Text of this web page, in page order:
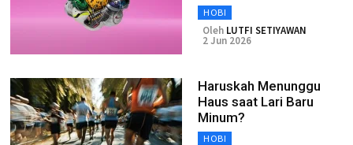
HOBI
Oleh LUTFI SETIYAWAN
2 Jun 2026
Haruskah Menunggu
Haus saat Lari Baru
Minum?
HOBI